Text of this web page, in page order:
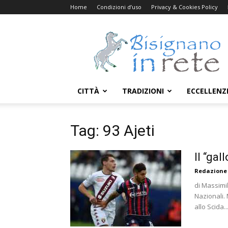
Home Condizioni d’uso Privacy & Cookies Policy
Bisignanoinrete.com
CITTÀ TRADIZIONI
Tag: 93 Ajeti
Il
Redazione
di
Nazionali.
allo Scida...